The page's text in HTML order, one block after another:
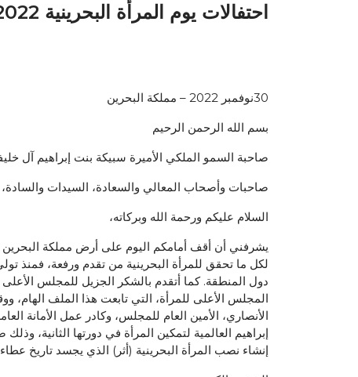
احتفالات يوم المرأة البحرينية 2022
30نوفمبر 2022 – مملكة البحرين
بسم الله الرحمن الرحيم
صاحبة السمو الملكي الأميرة سبيكة بنت إبراهيم آل
صاحبات وأصحاب المعالي والسعادة، السيدات والسادة،
السلام عليكم ورحمة الله وبركاته،
يشرفني أن أقف أمامكم اليوم على أرض مملكة البحرين
دول المنطقة. كما أتقدم بالشكر الجزيل للمجلس
المجلس الأعلى للمرأة، التي تابعت هذا الملف
الأنصاري، الأمين العام للمجلس، وكادر عمل الأمانة
إنشاء نصب المرأة البحرينية (أثر) الذي يجسد تاريخ عطاء